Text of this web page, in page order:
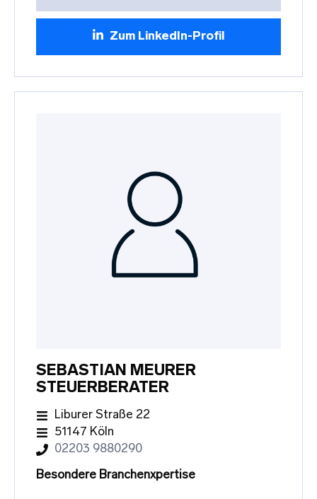
Zum LinkedIn-Profil
SEBASTIAN MEURER
STEUERBERATER
Liburer Straße 22
51147 Köln
02203 9880290
Besondere Branchenxpertise